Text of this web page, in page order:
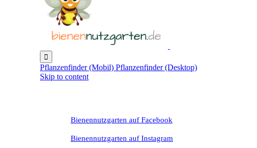

Pflanzenfinder (Mobil) Pflanzenfinder (Desktop)
Skip to content
Bienennutzgarten auf Facebook
Bienennutzgarten auf Instagram